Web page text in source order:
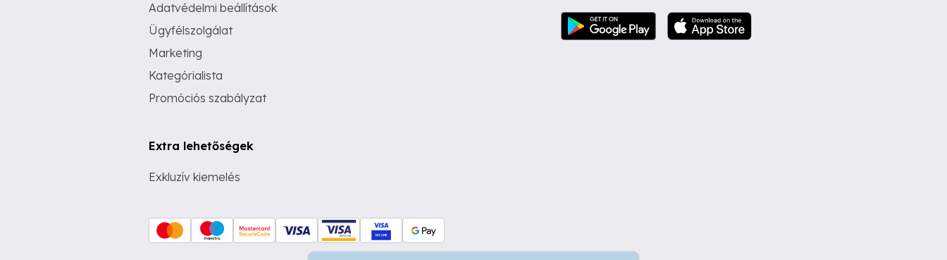
Adatvédelmi beállítások
Ügyfélszolgálat
Marketing
Kategórialista
Promóciós szabályzat
Extra lehetőségek
Exkluzív kiemelés